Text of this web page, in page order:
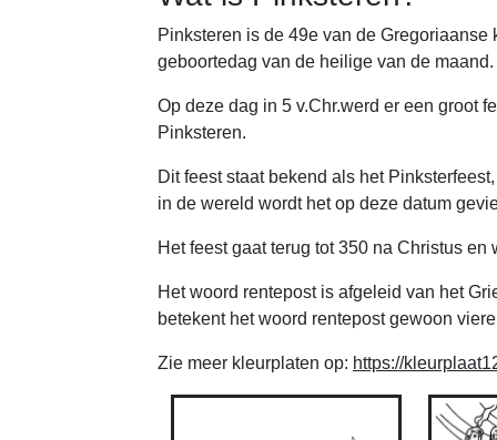
Pinksteren is de 49e van de
geboortedag van de heilige van de maand.
Op deze dag in 5 v.Chr.werd er een groot
Pinksteren.
Dit feest staat bekend als het
in de wereld wordt het op deze datum
Het feest gaat terug tot 350 na Christus
Het woord rentepost is afgeleid van het
betekent het woord rentepost gewoon
Zie meer kleurplaten op: https://